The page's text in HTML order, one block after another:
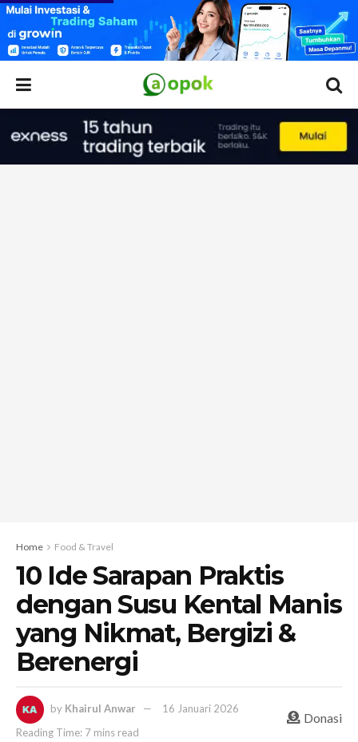
Home Food & Travel
10 Ide Sarapan Praktis
dengan Susu Kental Manis
yang Nikmat, Bergizi &
Berenergi
by Khairul Anwar
16 Januari 2026
Reading Time: 7 mins read
Donasi